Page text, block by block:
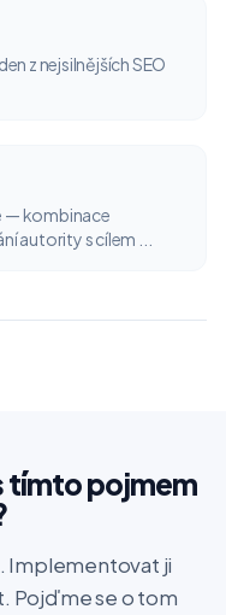
z nejsilnějších SEO
— kombinace
autority s cílem ...
tímto pojmem
Implementovat ji
Pojďme se o tom